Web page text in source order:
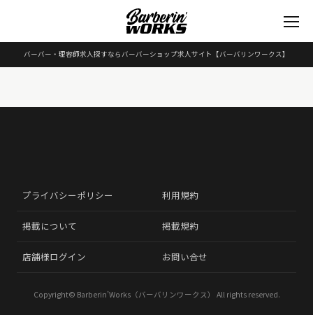
バーバー・理容師求人探すならバーバーショップ求人サイト 【バーバリンワークス】
プライバシーポリシー 利用規約
掲載について 掲載規約
店舗様ログイン お問い合せ
Copyright© Barberin’Works（バーバリンワークス） All rights reserved.